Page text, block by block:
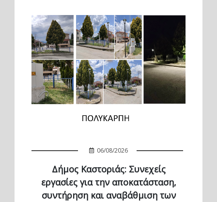
06/08/2026
Δήμος Καστοριάς: Συνεχείς
εργασίες για την αποκατάσταση,
συντήρηση και αναβάθμιση των